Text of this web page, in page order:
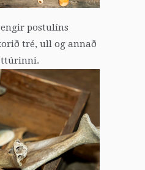
postulíns
tré, ull og annað